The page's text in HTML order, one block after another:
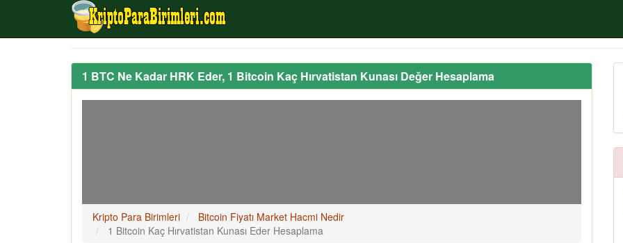
1 BTC Ne Kadar HRK Eder, 1 Bitcoin Kaç Hırvatistan Kunası Değer Hesaplama
Kripto Para Birimleri
Bitcoin Fiyatı Market Hacmi Nedir
1 Bitcoin Kaç Hırvatistan Kunası Eder Hesaplama